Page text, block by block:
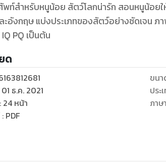
ท์สำหรับหนูน้อย สัตว์โลกน่ารัก สอนหนูน้อย
ะอังกฤษ แบ่งประเภทของสัตว์อย่างชัดเจน
PQ เป็นต้น
ด
01 ธ.ค. 2021
: 24 หน้า
: PDF
ขน
ประ
ภาษา